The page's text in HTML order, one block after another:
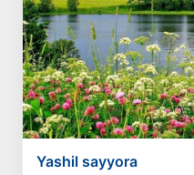
Yashil sayyora